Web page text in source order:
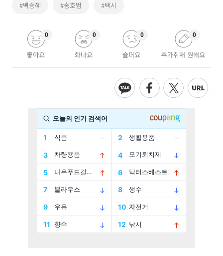
#백승혜 #송호범 #택시
좋아요
0
화나요
0
슬퍼요
0
추가취재 원해요
0